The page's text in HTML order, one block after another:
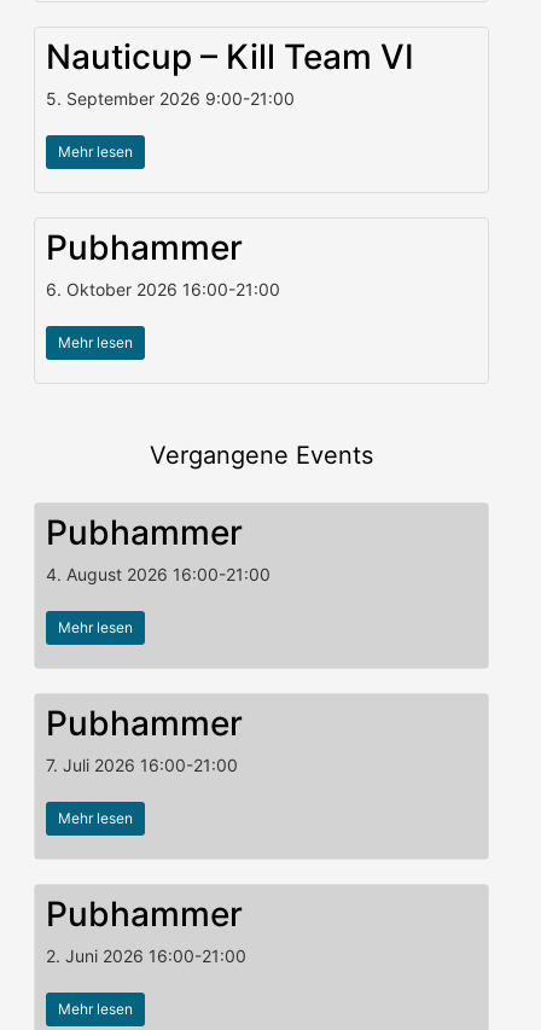
Nauticup – Kill Team VI
5. September 2026 9:00-21:00
Mehr lesen
Pubhammer
6. Oktober 2026 16:00-21:00
Mehr lesen
Vergangene Events
Pubhammer
4. August 2026 16:00-21:00
Mehr lesen
Pubhammer
7. Juli 2026 16:00-21:00
Mehr lesen
Pubhammer
2. Juni 2026 16:00-21:00
Mehr lesen